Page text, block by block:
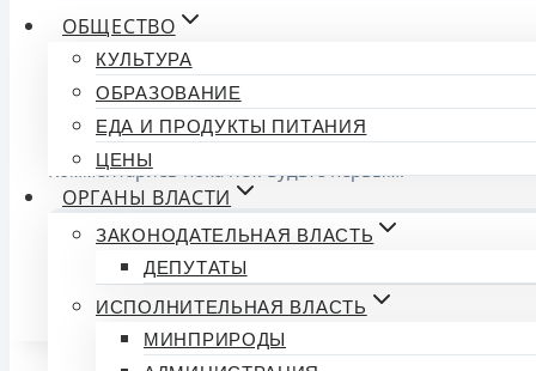
ОБЩЕСТВО
КУЛЬТУРА
ОБРАЗОВАНИЕ
ЕДА И ПРОДУКТЫ ПИТАНИЯ
ЦЕНЫ
ОРГАНЫ ВЛАСТИ
ЗАКОНОДАТЕЛЬНАЯ ВЛАСТЬ
ДЕПУТАТЫ
ИСПОЛНИТЕЛЬНАЯ ВЛАСТЬ
МИНПРИРОДЫ
Обсуждение (0)
Комментариев пока нет. Будьте первым!
🔒Войдите на сайт
Метки
записи:
Краснодарский край